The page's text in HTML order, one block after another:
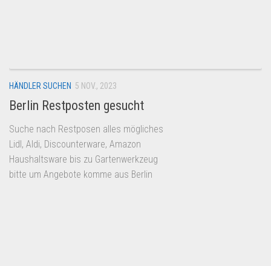
HÄNDLER SUCHEN 5 NOV., 2023
Berlin Restposten gesucht
Suche nach Restposen alles mögliches
Lidl, Aldi, Discounterware, Amazon
Haushaltsware bis zu Gartenwerkzeug
bitte um Angebote komme aus Berlin